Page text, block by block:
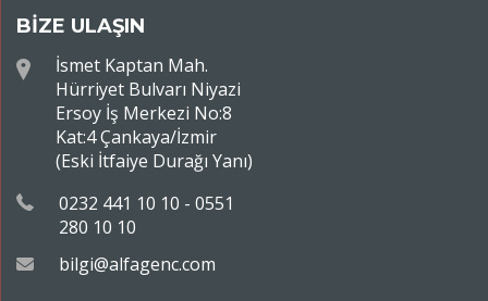
BİZE ULAŞIN
İsmet Kaptan Mah.
Hürriyet Bulvarı Niyazi
Ersoy İş Merkezi No:8
Kat:4 Çankaya/İzmir
(Eski İtfaiye Durağı Yanı)
0232 441 10 10 - 0551
280 10 10
bilgi@alfagenc.com